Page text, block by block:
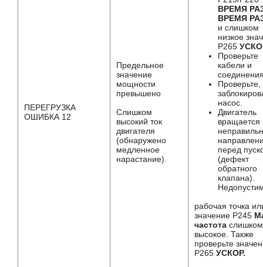
ПЕРЕГРУЗКА
ОШИБКА 12
Предельное
значение
мощности
превышено
Слишком
высокий ток
двигателя
(обнаружено
медленное
нарастание).
ВРЕМЯ
ВРЕМЯ
и слишком
низкое
P265
Проверьте
кабели и
Проверьте,
насос.
Двигатель
вращается
перед
(дефект
обратного
клапана).
рабочая точка
значение P245
частота слишком
высокое. Также
проверьте
P265 УСКОР.